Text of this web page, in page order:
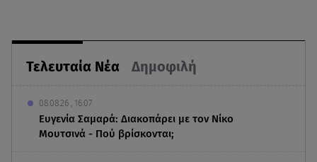
Τελευταία Νέα Δημοφιλή
08.08.26 , 16:07
Ευγενία Σαμαρά: Διακοπάρει με τον Νίκο
Μουτσινά - Πού βρίσκονται;